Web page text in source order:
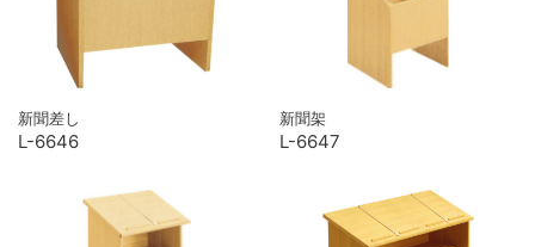
新聞差し
L-6646
新聞架
L-6647